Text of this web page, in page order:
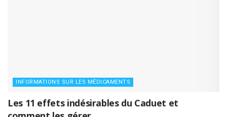
INFORMATIONS SUR LES MÉDICAMENTS
Les 11 effets indésirables du Caduet et